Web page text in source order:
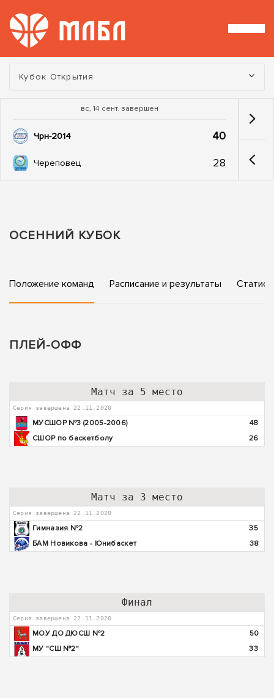
Турнир:
Кубок Открытия
вс, 14 сент. завершен
Чрн-2014 40
Череповец 28
ОСЕННИЙ КУБОК
Положение команд Расписание и результаты
ПЛЕЙ-ОФФ
Матч за 5 место
Серия завершена 22.11.2020
МУСШОР №3 (2005-2006)
48
СШОР по баскетболу
26
Матч за 3 место
Серия завершена 22.11.2020
Гимназия №2
35
БАМ Новикова - Юнибаскет
38
Финал
Серия завершена 22.11.2020
МОУ ДО ДЮСШ №2
50
МУ "СШ №2"
33